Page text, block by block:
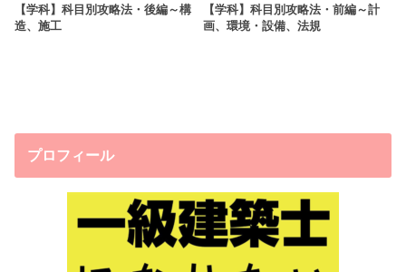
【学科】科目別攻略法・後編～構
造、施工
【学科】科目別攻略法・前編～計
画、環境・設備、法規
プロフィール